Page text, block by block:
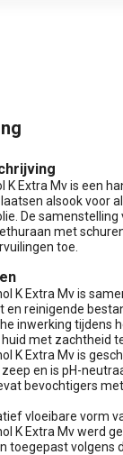
K Extra Mv is een
alsook voor
De
met
toe.
K Extra Mv is
reinigende
inwerking tijdens
met zachtheid
K Extra Mv is
en is pH-
bevochtigers
vloeibare vorm
K Extra Mv werd
toegepast volgens